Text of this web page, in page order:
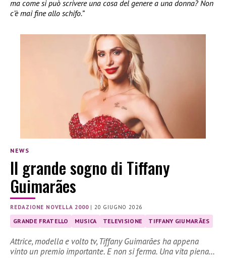
ma come si può scrivere una cosa del genere a una donna? Non
c’è mai fine allo schifo.”
NEWS
Il grande sogno di Tiffany
Guimarães
REDAZIONE NOVELLA 2000|20 GIUGNO 2026
GRANDE FRATELLO MUSICA TELEVISIONE TIFFANY GIUMARÃES
Attrice, modella e volto tv, Tiffany Guimarães ha appena
vinto un premio importante. E non si ferma. Una vita piena…